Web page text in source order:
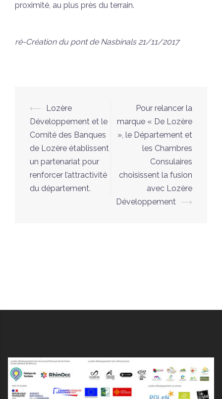
proximité, au plus près du terrain.
ré-Création du pont de Nasbinals 21/11/2017
Navigation
d’article
⟵
Lozère
Développement et le
Comité des Banques
de Lozère établissent
un partenariat pour
renforcer l’attractivité
du département.
Pour relancer la
marque « De Lozère
», le Département et
les Chambres
Consulaires
choisissent la fusion
avec Lozère
Développement ⟶